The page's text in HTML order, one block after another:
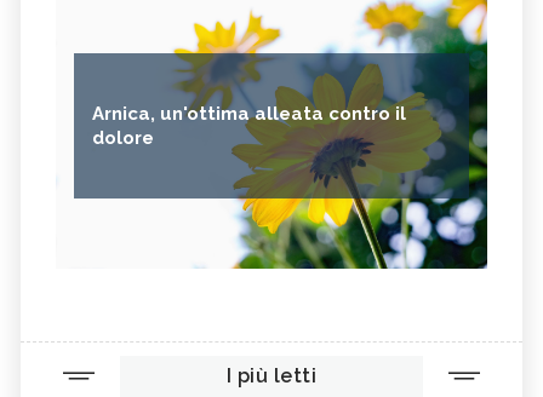
Arnica, un'ottima alleata contro il
dolore
I più letti